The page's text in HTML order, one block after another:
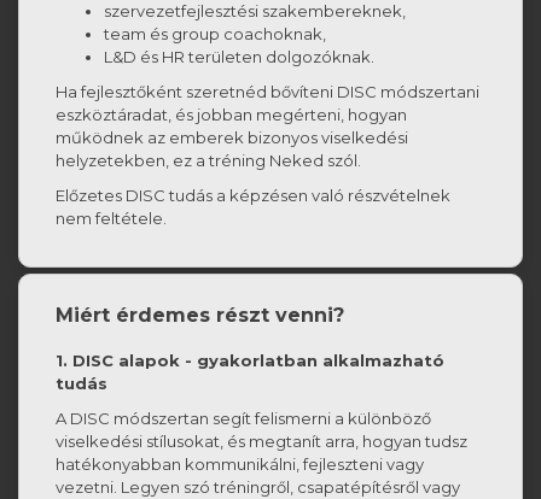
szervezetfejlesztési szakembereknek,
team és group coachoknak,
L&D és HR területen dolgozóknak.
Ha fejlesztőként szeretnéd bővíteni DISC módszertani
eszköztáradat, és jobban megérteni, hogyan
működnek az emberek bizonyos viselkedési
helyzetekben, ez a tréning Neked szól.
Előzetes DISC tudás a képzésen való részvételnek
nem feltétele.
Miért érdemes részt venni?
1. DISC alapok - gyakorlatban alkalmazható
tudás
A DISC módszertan segít felismerni a különböző
viselkedési stílusokat, és megtanít arra, hogyan tudsz
hatékonyabban kommunikálni, fejleszteni vagy
vezetni. Legyen szó tréningről, csapatépítésről vagy